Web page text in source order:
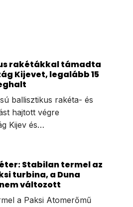
rakétákkal támadta
Kijevet, legalább 15
ballisztikus rakéta- és
hajtott végre
Kijev és…
Stabilan termel az
turbina, a Duna
változott
a Paksi Atomerőmű